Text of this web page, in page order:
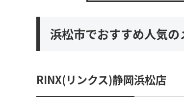
浜松市でおすすめ人気
RINX(リンクス)静岡浜松店